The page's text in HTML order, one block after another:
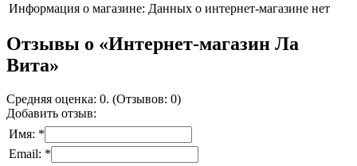
Информация о магазине: Данных о интернет-магазине нет
Отзывы о «Интернет-магазин Ла
Вита»
Средняя оценка: 0. (Отзывов: 0)
Добавить отзыв:
Имя: *
Email: *